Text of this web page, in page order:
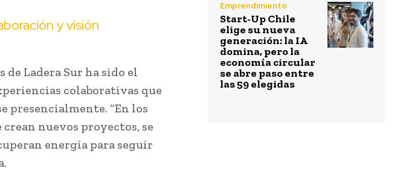
y visión
Ladera Sur ha sido el
colaborativas que
presencialmente. “En los
nuevos proyectos, se
energía para seguir
Emprendimiento
Start-Up Chile
elige su nueva
generación: la IA
domina, pero la
economía circular
se abre paso entre
las 59 elegidas